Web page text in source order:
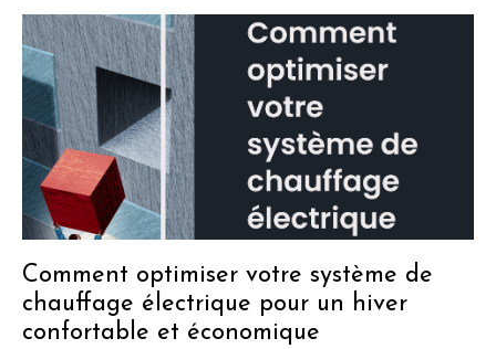
Comment optimiser votre système de
chauffage électrique pour un hiver
confortable et économique